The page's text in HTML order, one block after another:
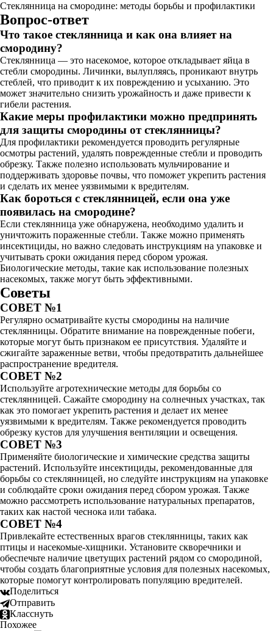
Стеклянница на смородине: методы борьбы и профилактики
Вопрос-ответ
Что такое стеклянница и как она влияет на
смородину?
Стеклянница — это насекомое, которое откладывает яйца в
стебли смородины. Личинки, вылупляясь, проникают внутрь
стеблей, что приводит к их повреждению и усыханию. Это
может значительно снизить урожайность и даже привести к
гибели растения.
Какие меры профилактики можно предпринять
для защиты смородины от стеклянницы?
Для профилактики рекомендуется проводить регулярные
осмотры растений, удалять поврежденные стебли и проводить
обрезку. Также полезно использовать мульчирование и
поддерживать здоровье почвы, что поможет укрепить растения
и сделать их менее уязвимыми к вредителям.
Как бороться с стеклянницей, если она уже
появилась на смородине?
Если стеклянница уже обнаружена, необходимо удалить и
уничтожить пораженные стебли. Также можно применять
инсектициды, но важно следовать инструкциям на упаковке и
учитывать сроки ожидания перед сбором урожая.
Биологические методы, такие как использование полезных
насекомых, также могут быть эффективными.
Советы
СОВЕТ №1
Регулярно осматривайте кусты смородины на наличие
стеклянницы. Обратите внимание на поврежденные побеги,
которые могут быть признаком ее присутствия. Удаляйте и
сжигайте зараженные ветви, чтобы предотвратить дальнейшее
распространение вредителя.
СОВЕТ №2
Используйте агротехнические методы для борьбы со
стеклянницей. Сажайте смородину на солнечных участках, так
как это помогает укрепить растения и делает их менее
уязвимыми к вредителям. Также рекомендуется проводить
обрезку кустов для улучшения вентиляции и освещения.
СОВЕТ №3
Применяйте биологические и химические средства защиты
растений. Используйте инсектициды, рекомендованные для
борьбы со стеклянницей, но следуйте инструкциям на упаковке
и соблюдайте сроки ожидания перед сбором урожая. Также
можно рассмотреть использование натуральных препаратов,
таких как настой чеснока или табака.
СОВЕТ №4
Привлекайте естественных врагов стеклянницы, таких как
птицы и насекомые-хищники. Установите скворечники и
обеспечьте наличие цветущих растений рядом со смородиной,
чтобы создать благоприятные условия для полезных насекомых,
которые помогут контролировать популяцию вредителей.
Поделиться
Отправить
Класснуть
Похожее